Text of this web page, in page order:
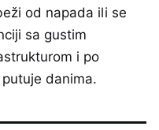
od napada ili se
sa gustim
i po
danima.